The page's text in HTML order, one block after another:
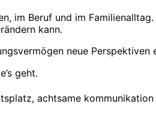
im Beruf und im
kann.
neue
geht.
achtsame kommunikation